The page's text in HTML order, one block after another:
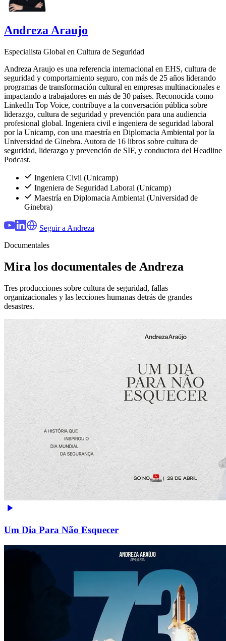
Andreza Araujo
Especialista Global en Cultura de Seguridad
Andreza Araujo es una referencia internacional en EHS, cultura de
seguridad y comportamiento seguro, con más de 25 años liderando
programas de transformación cultural en empresas multinacionales e
impactando a trabajadores en más de 30 países. Reconocida como
LinkedIn Top Voice, contribuye a la conversación pública sobre
liderazgo, cultura de seguridad y prevención para una audiencia
profesional global. Ingeniera civil e ingeniera de seguridad laboral
por la Unicamp, con una maestría en Diplomacia Ambiental por la
Universidad de Ginebra. Autora de 16 libros sobre cultura de
seguridad, liderazgo y prevención de SIF, y conductora del Headline
Podcast.
Ingeniera Civil (Unicamp)
Ingeniera de Seguridad Laboral (Unicamp)
Maestría en Diplomacia Ambiental (Universidad de
Ginebra)
Seguir a Andreza
Documentales
Mira los documentales de Andreza
Tres producciones sobre cultura de seguridad, fallas
organizacionales y las lecciones humanas detrás de grandes
desastres.
Um Dia Para Não Esquecer